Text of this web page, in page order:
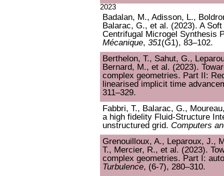
2023
Badalan, M., Adisson, L.,
Balarac, G., et al. (2023). A
Centrifugal Microgel Synthesis
Mécanique, 351(G1), 83–102.
Berthelon, T., Sahut, G.,
Bernard, M., et al. (2023).
complex geometries. Part II:
linearised implicit time
311–329.
Fabbri, T., Balarac, G.,
a high fidelity Fluid-Structure
unstructured grid. Computers
Grenouilloux, A., Leparoux, J.,
T., Mercier, R., et al. (2023).
complex geometries. Part I:
Turbulence, (6-7), 280–310.